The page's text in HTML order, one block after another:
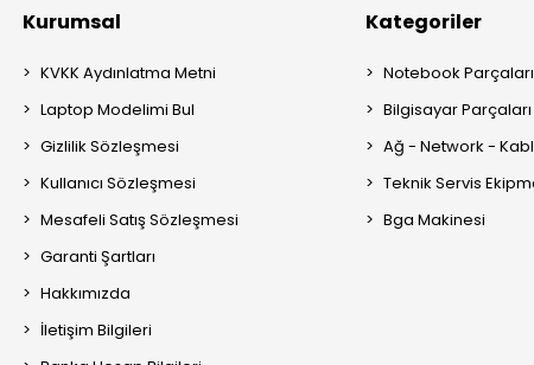
Kurumsal
KVKK Aydınlatma Metni
Laptop Modelimi Bul
Gizlilik Sözleşmesi
Kullanıcı Sözleşmesi
Mesafeli Satış Sözleşmesi
Garanti Şartları
Hakkımızda
İletişim Bilgileri
Kategoriler
Notebook Parçaları
Bilgisayar Parçaları
Ağ - Network -
Teknik Servis
Bga Makinesi